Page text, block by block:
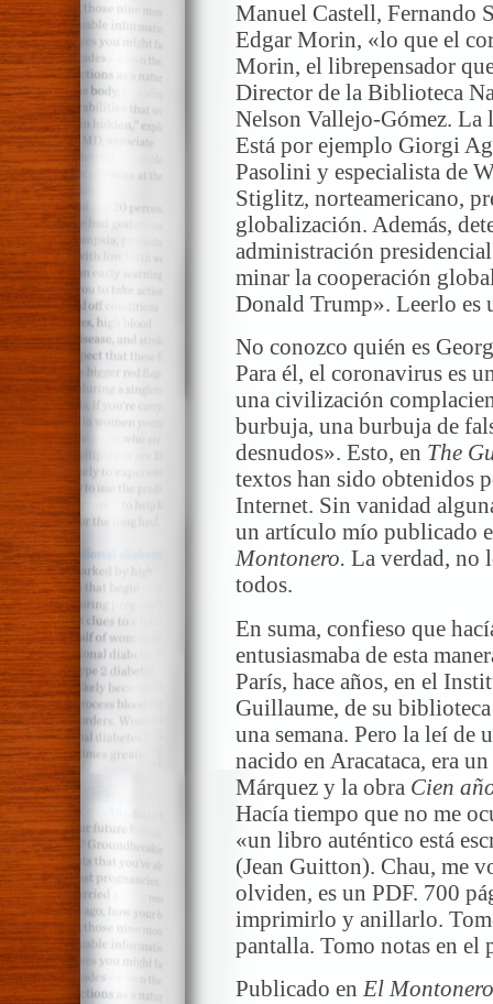
Manuel Castell, Fernando
Edgar Morin, «lo que el
Morin, el librepensador
Director de la Biblioteca
Nelson Vallejo-Gómez. La
Está por ejemplo Giorgi
Pasolini y especialista de
Stiglitz, norteamericano,
globalización. Además,
administración
minar la cooperación
Donald Trump». Leerlo es
No conozco quién es
Para él, el coronavirus es
una civilización
burbuja, una burbuja de
desnudos». Esto, en The
textos han sido obtenidos
Internet. Sin vanidad
un artículo mío publicado
Montonero. La verdad, no
todos.
En suma, confieso que
entusiasmaba de esta
París, hace años, en el
Guillaume, de su
una semana. Pero la leí
nacido en Aracataca, era
Márquez y la obra Cien
Hacía tiempo que no me
«un libro auténtico está
(Jean Guitton). Chau, me
olviden, es un PDF. 700
imprimirlo y anillarlo.
pantalla. Tomo notas en el
Publicado en El